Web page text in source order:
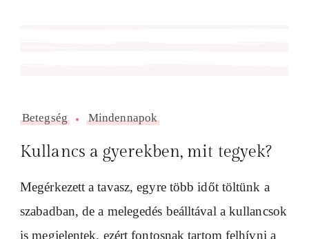
Betegség Mindennapok
Kullancs a gyerekben, mit tegyek?
Megérkezett a tavasz, egyre több időt töltünk a
szabadban, de a melegedés beálltával a kullancsok
is megjelentek, ezért fontosnak tartom felhívni a